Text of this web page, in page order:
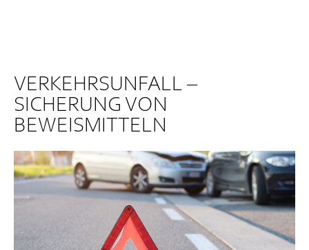
VERKEHRSUNFALL –
SICHERUNG VON
BEWEISMITTELN